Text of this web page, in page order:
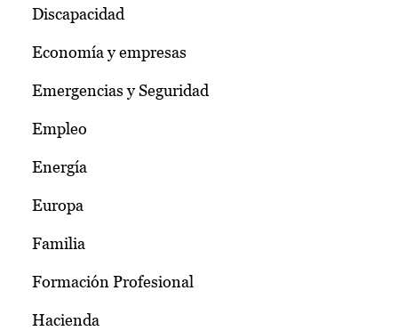
Discapacidad
Economía y empresas
Emergencias y Seguridad
Empleo
Energía
Europa
Familia
Formación Profesional
Hacienda